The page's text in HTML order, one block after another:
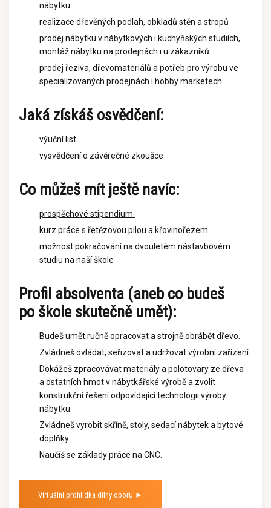
nábytku.
realizace dřevěných podlah, obkladů stěn a stropů
prodej nábytku v nábytkových i kuchyňských studiích,
montáž nábytku na prodejnách i u zákazníků
prodej řeziva, dřevomateriálů a potřeb pro výrobu ve
specializovaných prodejnách i hobby marketech.
Jaká získáš osvědčení:
výuční list
vysvědčení o závěrečné zkoušce
Co můžeš mít ještě navíc:
prospěchové stipendium
kurz práce s řetězovou pilou a křovinořezem
možnost pokračování na dvouletém nástavbovém
studiu na naší škole
Profil absolventa (aneb co budeš
po škole skutečně umět):
Budeš umět ručně opracovat a strojně obrábět dřevo.
Zvládneš ovládat, seřizovat a udržovat výrobní zařízení.
Dokážeš zpracovávat materiály a polotovary ze dřeva
a ostatních hmot v nábytkářské výrobě a zvolit
konstrukční řešení odpovídající technologii výroby
nábytku.
Zvládneš vyrobit skříně, stoly, sedací nábytek a bytové
doplňky.
Naučíš se základy práce na CNC.
Virtuální prohlídka dílny oboru ►